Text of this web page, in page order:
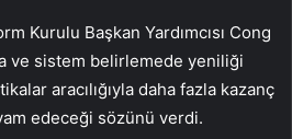
Kurulu Başkan Yardımcısı Cong
ve sistem belirlemede yeniliği
aracılığıyla daha fazla kazanç
edeceği sözünü verdi.